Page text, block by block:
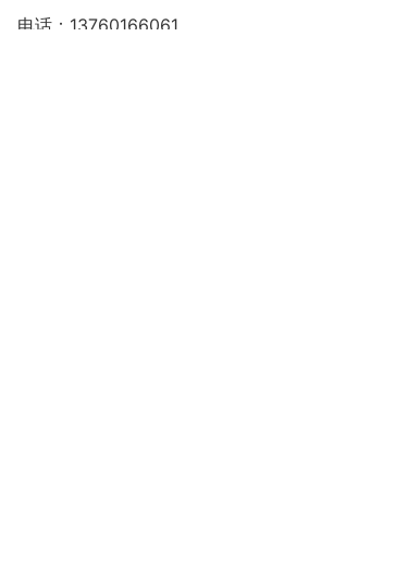
电话：13760166061